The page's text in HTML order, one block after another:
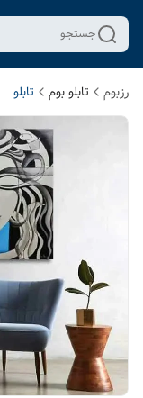
جستجو
رزبوم تابلو بوم تابلو